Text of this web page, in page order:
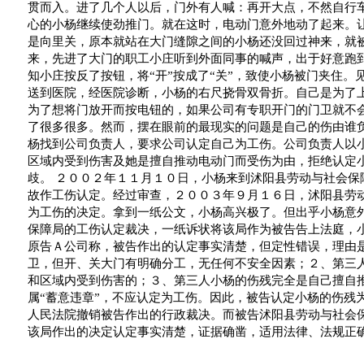
贯而入。进了几个人以后，门外有人喊：再开大点，不然自行
心的小杨继续使劲推门。就在这时，电动门意外地动了起来。
是向里关，原本就站在大门缝隙之间的小杨还没回过神来，就
来，先进了大门的职工小庄听到外面同事的喊声，出于好意跑
知小庄按反了按钮，将“开”按成了“关” ，致使小杨被门夹住。
送到医院，经医院诊断，小杨的右尺挠骨双骨折。自己是为了
为了想将门放开而按电钮的，如果公司有专职开门的门卫就不
了很多很多。然而，摆在眼前的最现实的问题是自己的伤由谁
杨找到公司负责人，要求公司认定自己为工伤。公司负责人以
区域内受到伤害及她是擅自推动电动门而受伤为由，拒绝认定
歧。
２００２年１１月１０日，小杨来到沭阳县劳动与社会
故作工伤认定。经过审查，２００３年９月１６日，沭阳县劳
为工伤的决定。拿到一纸公文，小杨高兴极了。但出乎小杨意
保障局的工伤认定裁决，一纸诉状将该局作为被告告上法庭，
原告Ａ公司称，被告作出的认定事实清楚，但定性错误，理由
卫，但开、关大门有明确分工，无任何不安全因素；２、第三
和区域内受到伤害的；３、第三人小杨的伤残完全是自己擅自
属“蓄意违章” ，不应认定为工伤。因此，被告认定小杨的伤残
人民法院撤销被告作出的行政裁决。而被告沭阳县劳动与社会
该局作出的决定认定事实清楚，证据确凿，适用法律、法规正